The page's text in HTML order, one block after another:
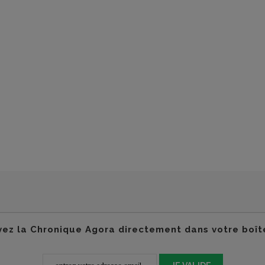
la Chronique Agora directement dans votre